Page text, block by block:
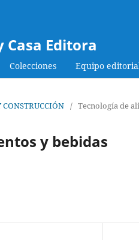
Casa Editora
Colecciones Equipo
/ Tecnología de
y bebidas